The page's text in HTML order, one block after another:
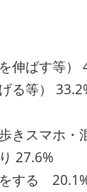
伸ばす等）
る等）
きスマホ・
27.6%
をする